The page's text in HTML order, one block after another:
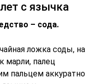
с язычка
– сода.
ложка соды, на
марли, палец
пальцем аккуратно